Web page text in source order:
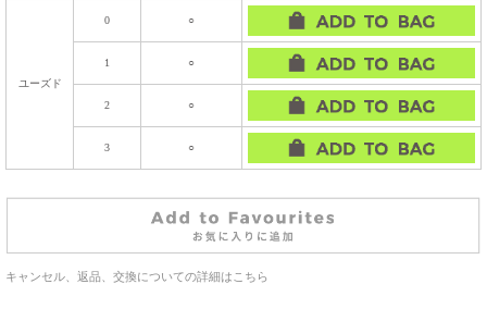
ユーズド
0 ○
1 ○
2 ○
3 ○
キャンセル、返品、交換についての詳細はこちら